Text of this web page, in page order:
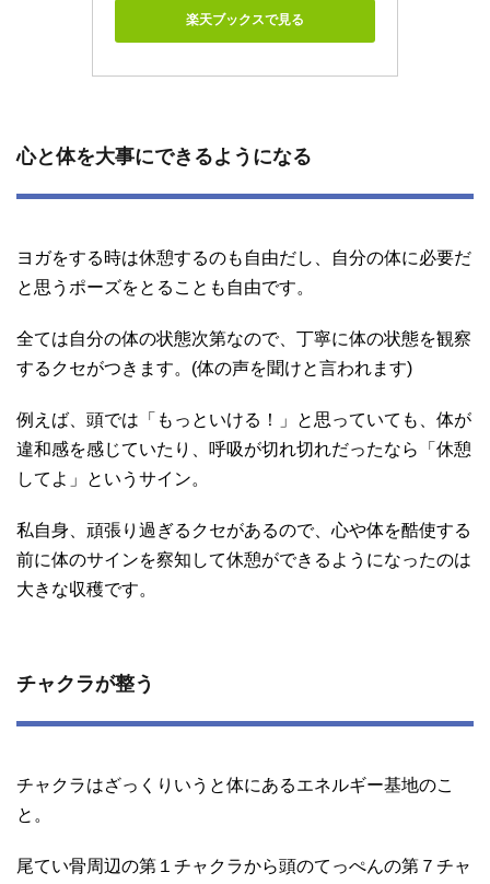
楽天ブックスで見る
心と体を大事にできるようになる
ヨガをする時は休憩するのも自由だし、自分の体に必要だ
と思うポーズをとることも自由です。
全ては自分の体の状態次第なので、丁寧に体の状態を観察
するクセがつきます。(体の声を聞けと言われます)
例えば、頭では「もっといける！」と思っていても、体が
違和感を感じていたり、呼吸が切れ切れだったなら「休憩
してよ」というサイン。
私自身、頑張り過ぎるクセがあるので、心や体を酷使する
前に体のサインを察知して休憩ができるようになったのは
大きな収穫です。
チャクラが整う
チャクラはざっくりいうと体にあるエネルギー基地のこ
と。
尾てい骨周辺の第１チャクラから頭のてっぺんの第７チャ